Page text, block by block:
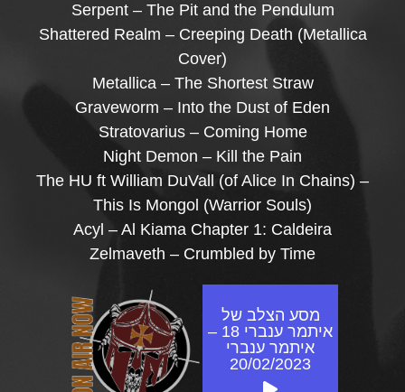
Serpent – The Pit and the Pendulum
Shattered Realm – Creeping Death (Metallica
Cover)
Metallica – The Shortest Straw
Graveworm – Into the Dust of Eden
Stratovarius – Coming Home
Night Demon – Kill the Pain
The HU ft William DuVall (of Alice In Chains) –
This Is Mongol (Warrior Souls)
Acyl – Al Kiama Chapter 1: Caldeira
Zelmaveth – Crumbled by Time
מסע הצלב של
איתמר ענברי 18 –
איתמר ענברי
20/02/2023